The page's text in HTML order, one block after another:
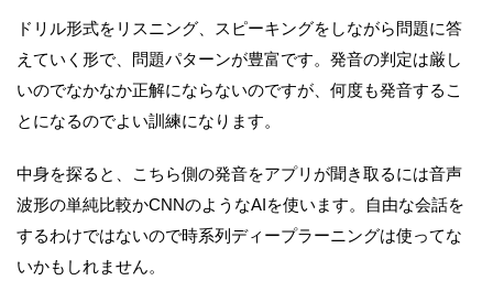
ドリル形式をリスニング、スピーキングをしながら問題に答
えていく形で、問題パターンが豊富です。発音の判定は厳し
いのでなかなか正解にならないのですが、何度も発音するこ
とになるのでよい訓練になります。
中身を探ると、こちら側の発音をアプリが聞き取るには音声
波形の単純比較かCNNのようなAIを使います。自由な会話を
するわけではないので時系列ディープラーニングは使ってな
いかもしれません。